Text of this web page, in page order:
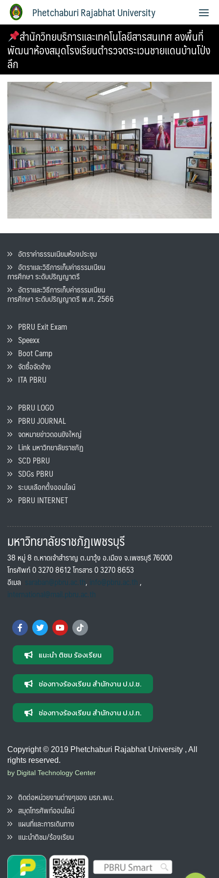
Phetchaburi Rajabhat University
สำนักวิทยบริการและเทคโนโลยีสารสนเทศ ลงพื้นที่
พัฒนาห้องสมุดโรงเรียนตำรวจตระเวนชายแดนบ้านโป่ง
ลึก
อัตราค่าธรรมเนียมห้องประชุม
อัตราและวิธีการเก็บค่าธรรมเนียน
การศึกษา ระดับปริญญาตรี
อัตราและวิธีการเก็บค่าธรรมเนียน
การศึกษา ระดับปริญญาตรี พ.ศ. 2566
PBRU Exit Exam
Speexx
Boot Camp
จัดซื้อจัดจ้าง
ITA PBRU
PBRU LOGO
PBRU JOURNAL
จดหมายข่าวดอนขังใหญ่
Link มหาวิทยาลัยราชภัฏ
SCD PBRU
SDGs PBRU
ระบบเลือกตั้งออนไลน์
PBRU INTERNET
มหาวิทยาลัยราชภัฏเพชรบุรี
38 หมู่ 8 ถ.หาดเจ้าสำราญ ต.นาวุ้ง อ.เมือง จ.เพชรบุรี 76000
โทรศัพท์ 0 3270 8612 โทรสาร 0 3270 8653
อีเมล saraban@pbru.ac.th, info@pbru.ac.th,
international@mail.pbru.ac.th
แนะนำ ติชม ร้องเรียน
ช่องทางร้องเรียน สำนักงาน ป.ป.ช.
ช่องทางร้องเรียน สำนักงาน ป.ป.ท.
Copyright © 2019 Phetchaburi Rajabhat University , All
rights reserved.
by Digital Technology Center
ติดต่อหน่วยงานต่างๆของ มรภ.พบ.
สมุดโทรศัพท์ออนไลน์
แผนที่และการเดินทาง
แนะนำติชม/ร้องเรียน